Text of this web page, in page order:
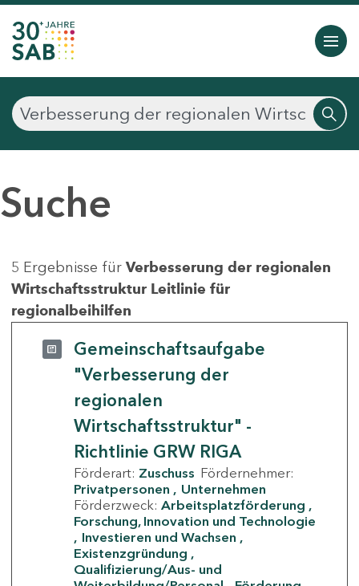
Suche
5 Ergebnisse für Verbesserung der regionalen
Wirtschaftsstruktur Leitlinie für
regionalbeihilfen
Gemeinschaftsaufgabe
"Verbesserung der
regionalen
Wirtschaftsstruktur" -
Richtlinie GRW RIGA
Förderart: Zuschuss Fördernehmer:
Privatpersonen
Unternehmen
Förderzweck: Arbeitsplatzförderung
Forschung, Innovation und Technologie
Investieren und Wachsen
Existenzgründung
Qualifizierung/Aus- und